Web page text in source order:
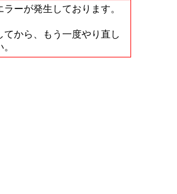
ラーが発生しております。
てから、もう一度やり直し